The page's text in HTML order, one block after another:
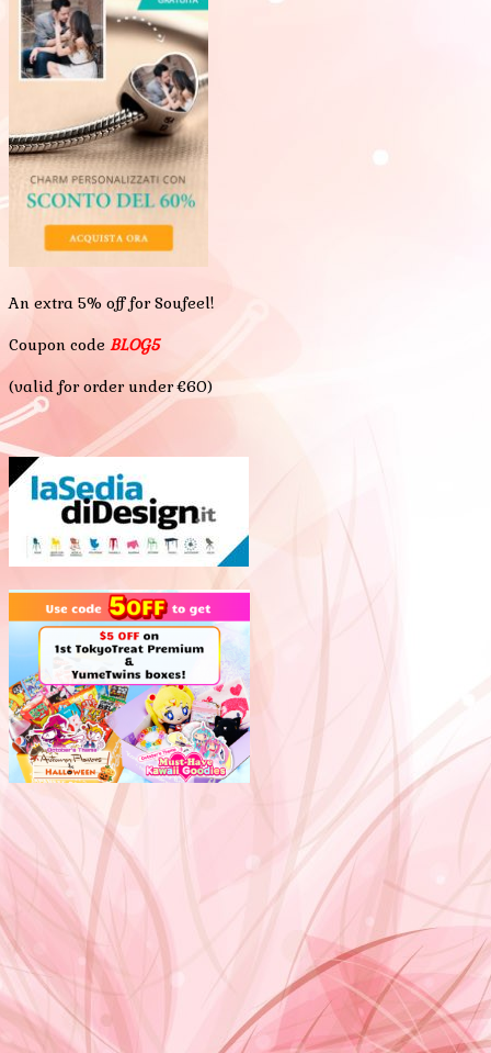
An extra 5% off for Soufeel!
Coupon code BLOG5
(valid for order under €60)